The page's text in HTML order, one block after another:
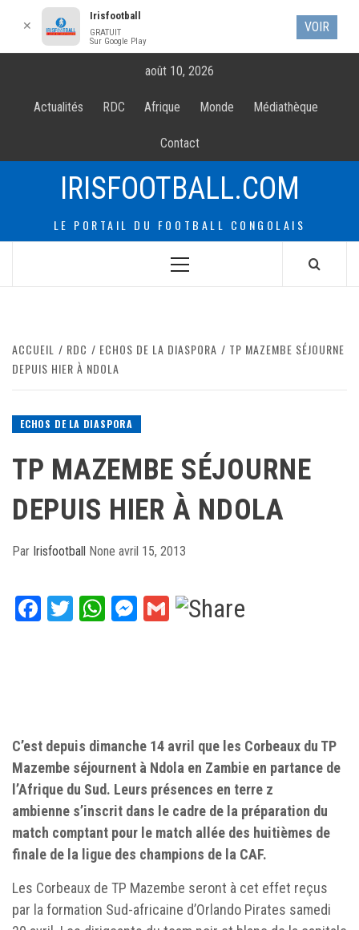
contenur
août 10, 2026
Actualités RDC Afrique Monde Médiathèque
Contact
IRISFOOTBALL.COM
LE PORTAIL DU FOOTBALL CONGOLAIS
Menu
ACCUEIL RDC ECHOS DE LA DIASPORA
TP MAZEMBE SÉJOURNE
DEPUIS HIER À NDOLA
ECHOS DE LA DIASPORA
TP MAZEMBE SÉJOURNE
DEPUIS HIER À NDOLA
Par Irisfootball None avril 15, 2013
Facebook
TwitterWhatsApp
Messenger
Gmail
C’est depuis dimanche 14 avril que les Corbeaux du TP
Mazembe séjournent à Ndola en Zambie en partance de
l’Afrique du Sud. Leurs présences en terre z
ambienne s’inscrit dans le cadre de la préparation du
match comptant pour le match allée des huitièmes de
finale de la ligue des champions de la CAF.
Les Corbeaux de TP Mazembe seront à cet effet reçus
par la formation Sud-africaine d’Orlando Pirates samedi
✕
Irisfootball
GRATUIT
Sur Google Play
VOIR